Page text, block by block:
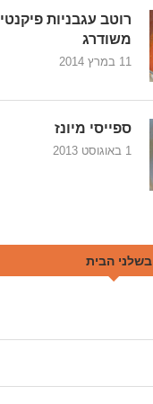
רוטב עגבניות פיקנטי
משודרג
11 במרץ 2014
ספייסי מיונז
1 באוגוסט 2013
בשלני הבית